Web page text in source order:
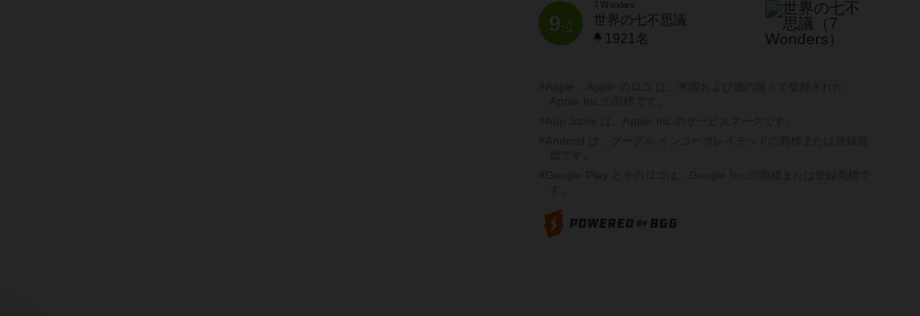
9位
7 Wonders
世界の七不思議
1921名